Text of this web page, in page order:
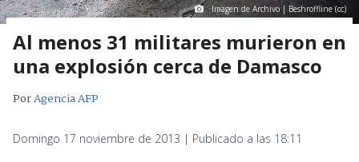
Imagen de Archivo | Beshroffline (cc)
Al menos 31 militares murieron en
una explosión cerca de Damasco
PorAgencia AFP
Domingo 17 noviembre de 2013 | Publicado a las 18:11